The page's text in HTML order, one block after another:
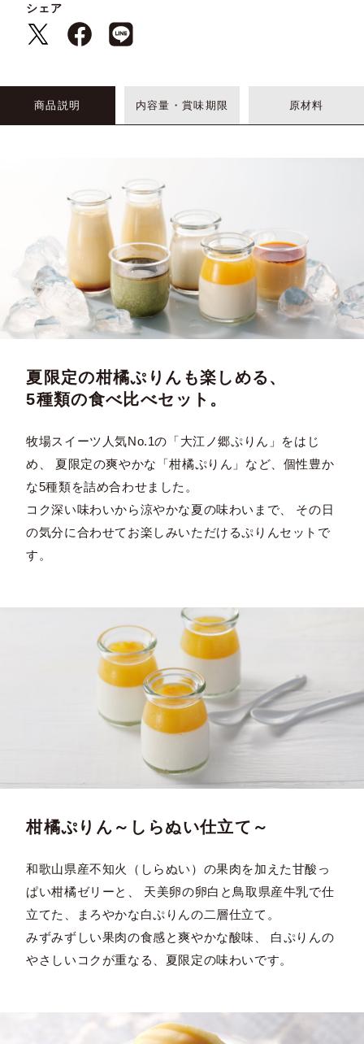
シェア
商品説明 内容量・賞味期限 原材料
夏限定の柑橘ぷりんも楽しめる、
5種類の食べ比べセット。
牧場スイーツ人気No.1の「大江ノ郷ぷりん」をはじ
め、 夏限定の爽やかな「柑橘ぷりん」など、個性豊か
な5種類を詰め合わせました。
コク深い味わいから涼やかな夏の味わいまで、 その日
の気分に合わせてお楽しみいただけるぷりんセットで
す。
柑橘ぷりん～しらぬい仕立て～
和歌山県産不知火（しらぬい）の果肉を加えた甘酸っ
ぱい柑橘ゼリーと、 天美卵の卵白と鳥取県産牛乳で仕
立てた、まろやかな白ぷりんの二層仕立て。
みずみずしい果肉の食感と爽やかな酸味、 白ぷりんの
やさしいコクが重なる、夏限定の味わいです。